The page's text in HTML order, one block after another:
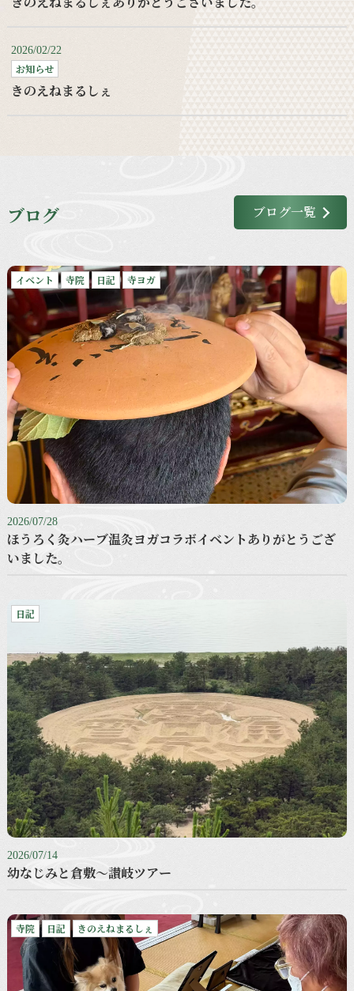
2026/02/22
お知らせ
きのえねまるしぇ
ブログ ブログ一覧
イベント 寺院 日記 寺ヨガ
2026/07/28
ほうろく灸ハーブ温灸ヨガコラボイベントありがとうござ
いました。
日記
2026/07/14
幼なじみと倉敷〜讃岐ツアー
寺院 日記 きのえねまるしぇ